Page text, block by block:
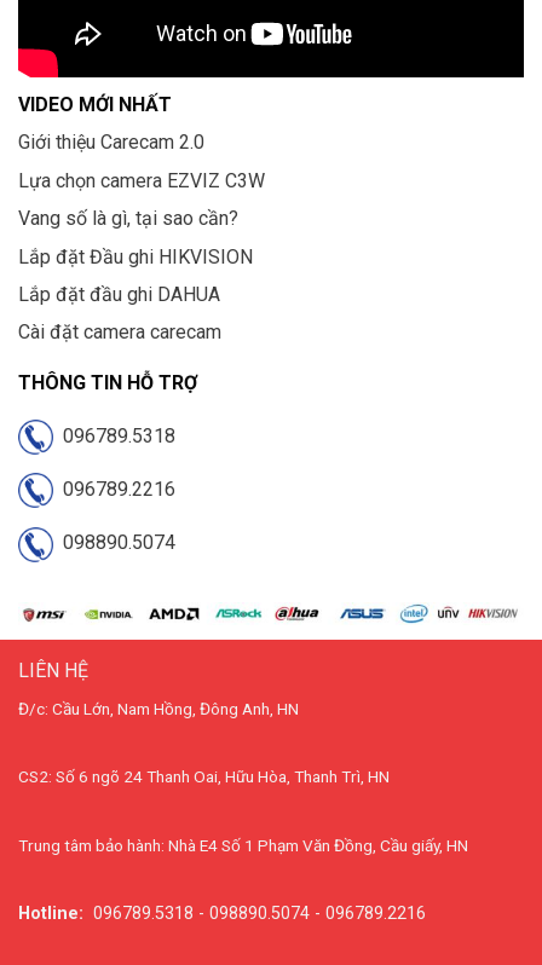
VIDEO MỚI NHẤT
Giới thiệu Carecam 2.0
Lựa chọn camera EZVIZ C3W
Vang số là gì, tại sao cần?
Lắp đặt Đầu ghi HIKVISION
Lắp đặt đầu ghi DAHUA
Cài đặt camera carecam
THÔNG TIN HỖ TRỢ
096789.5318
096789.2216
098890.5074
LIÊN HỆ
Đ/c: Cầu Lớn, Nam Hồng, Đông Anh, HN
CS2: Số 6 ngõ 24 Thanh Oai, Hữu Hòa, Thanh Trì, HN
Trung tâm bảo hành: Nhà E4 Số 1 Phạm Văn Đồng, Cầu giấy, HN
Hotline: 096789.5318 - 098890.5074 - 096789.2216